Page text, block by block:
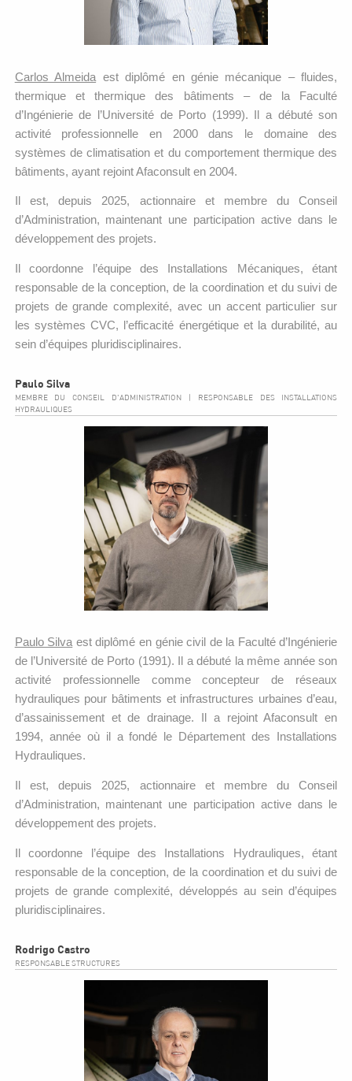
Carlos Almeida est diplômé en génie mécanique – fluides,
thermique et thermique des bâtiments – de la Faculté
d’Ingénierie de l’Université de Porto (1999). Il a débuté son
activité professionnelle en 2000 dans le domaine des
systèmes de climatisation et du comportement thermique des
bâtiments, ayant rejoint Afaconsult en 2004.
Il est, depuis 2025, actionnaire et membre du Conseil
d’Administration, maintenant une participation active dans le
développement des projets.
Il coordonne l’équipe des Installations Mécaniques, étant
responsable de la conception, de la coordination et du suivi de
projets de grande complexité, avec un accent particulier sur
les systèmes CVC, l’efficacité énergétique et la durabilité, au
sein d’équipes pluridisciplinaires.
Paulo Silva
MEMBRE DU CONSEIL D'ADMINISTRATION | RESPONSABLE DES INSTALLATIONS
HYDRAULIQUES
Paulo Silvaest diplômé en génie civil de la Faculté d’Ingénierie
de l’Université de Porto (1991). Il a débuté la même année son
activité professionnelle comme concepteur de réseaux
hydrauliques pour bâtiments et infrastructures urbaines d’eau,
d’assainissement et de drainage. Il a rejoint Afaconsult en
1994, année où il a fondé le Département des Installations
Hydrauliques.
Il est, depuis 2025, actionnaire et membre du Conseil
d’Administration, maintenant une participation active dans le
développement des projets.
Il coordonne l’équipe des Installations Hydrauliques, étant
responsable de la conception, de la coordination et du suivi de
projets de grande complexité, développés au sein d’équipes
pluridisciplinaires.
Rodrigo Castro
RESPONSABLE STRUCTURES